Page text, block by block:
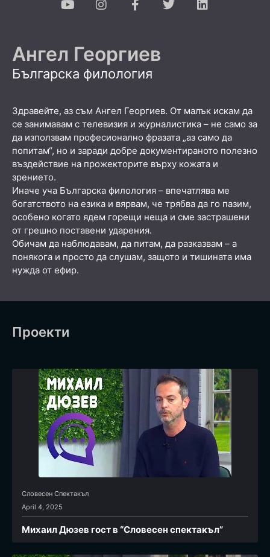
Ангел Георгиев
Българска филология
Здравейте, аз съм Ангел Георгиев. От малък искам да
се занимавам с телевизия и журналистика – не само за
да използвам професионално фразата „аз само да
попитам“, но и заради добре документираното полезно
въздействие на прожекторите върху кожата и
зрението.
Иначе уча Българска филология – впечатлява ме
богатството на езика и вярвам, че трябва да го пазим,
особено когато ядем горещи неща и сме застрашени
от грешно поставени ударения.
Обичам да наблюдавам, да питам, да разказвам – а
понякога и просто да слушам, защото и тишината има
нужда от ефир.
Проекти
Словесен Спектакъл
April 4, 2025
Михаил Дюзев гост в “Словесен спектакъл”